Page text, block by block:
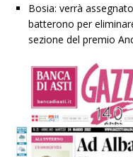
Bosia: verrà
batterono per
sezione del premio